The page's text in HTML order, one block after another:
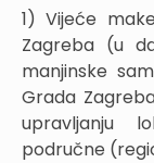
1) Vijeće
Zagreba (u
manjinske
Grada
upravljanju
područne